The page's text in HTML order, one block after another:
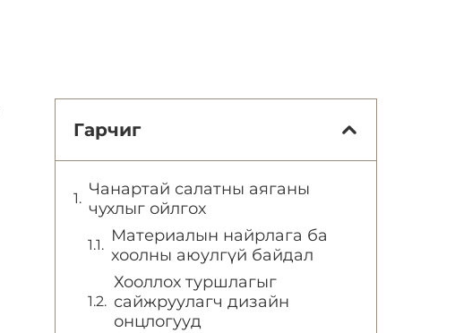
Гарчиг
Чанартай салатны аяганы
чухлыг ойлгох
Материалын найрлага ба
хоолны аюулгүй байдал
Хооллох туршлагыг
сайжруулагч дизайн
онцлогууд